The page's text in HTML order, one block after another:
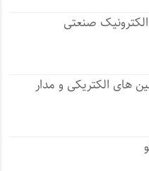
صنعتی
های الکتریکی و مدار